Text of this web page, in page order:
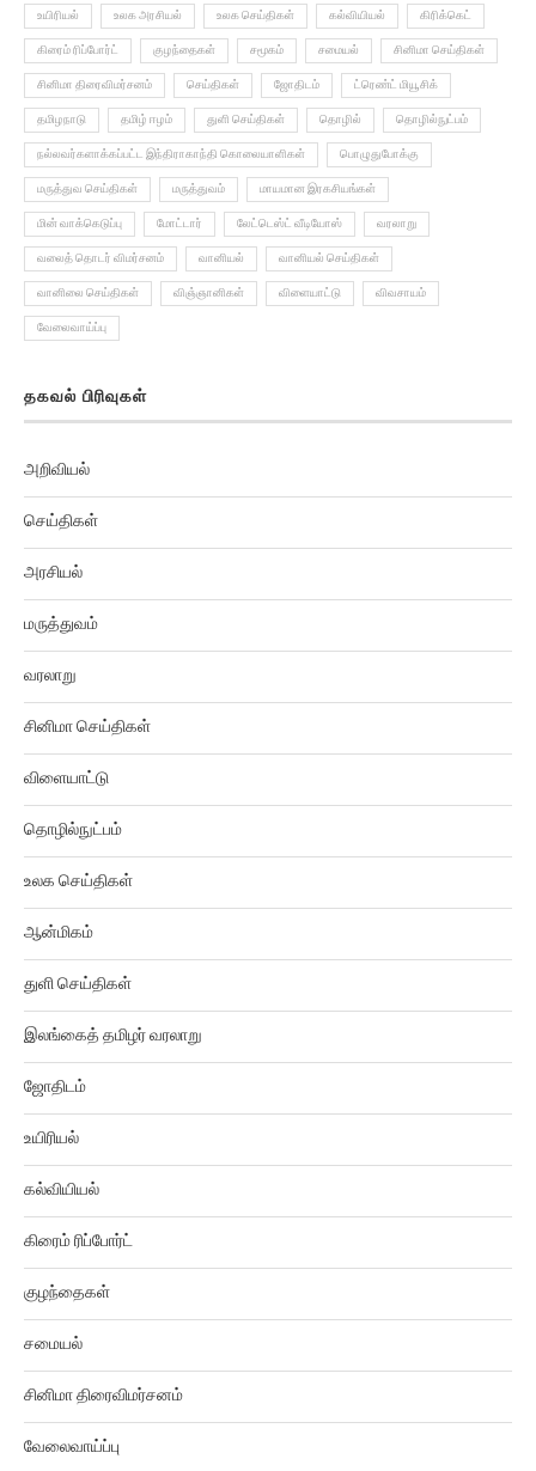
உயிரியல் உலக அரசியல் உலக செய்திகள் கல்வியியல் கிரிக்கெட்
கிரைம் ரிப்போர்ட் குழந்தைகள் சமூகம் சமையல் சினிமா செய்திகள்
சினிமா திரைவிமர்சனம் செய்திகள் ஜோதிடம் ட்ரெண்ட் மியூசிக்
தமிழநாடு தமிழ் ஈழம் துளி செய்திகள் தொழில் தொழில்நுட்பம்
நல்லவர்களாக்கப்பட்ட இந்திராகாந்தி கொலையாளிகள் பொழுதுபோக்கு
மருத்துவ செய்திகள் மருத்துவம் மாயமான இரகசியங்கள்
மின் வாக்கெடுப்பு மோட்டார் லேட்டெஸ்ட் வீடியோஸ் வரலாறு
வலைத் தொடர் விமர்சனம் வானியல் வானியல் செய்திகள்
வானிலை செய்திகள் விஞ்ஞானிகள் விளையாட்டு விவசாயம்
வேலைவாய்ப்பு
தகவல் பிரிவுகள்
அறிவியல்
செய்திகள்
அரசியல்
மருத்துவம்
வரலாறு
சினிமா செய்திகள்
விளையாட்டு
தொழில்நுட்பம்
உலக செய்திகள்
ஆன்மிகம்
துளி செய்திகள்
இலங்கைத் தமிழர் வரலாறு
ஜோதிடம்
உயிரியல்
கல்வியியல்
கிரைம் ரிப்போர்ட்
குழந்தைகள்
சமையல்
சினிமா திரைவிமர்சனம்
வேலைவாய்ப்பு